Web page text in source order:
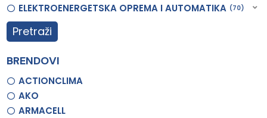
ELEKTROENERGETSKA OPREMA I AUTOMATIKA 70
Pretraži
BRENDOVI
ACTIONCLIMA
AKO
ARMACELL